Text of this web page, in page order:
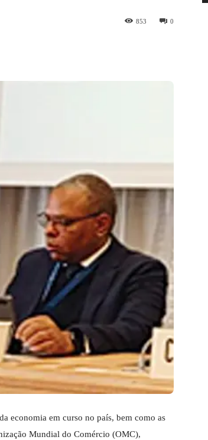
0
853
economia em curso no país, bem como as
Mundial do Comércio (OMC),